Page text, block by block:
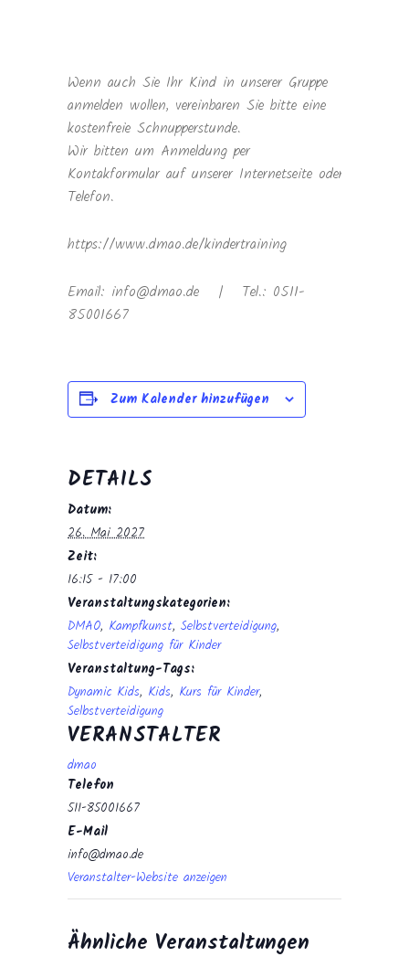
Wenn auch Sie Ihr Kind in unserer Gruppe
anmelden wollen, vereinbaren Sie bitte eine
kostenfreie Schnupperstunde.
Wir bitten um Anmeldung per
Kontakformular auf unserer Internetseite oder
Telefon.
https://www.dmao.de/kindertraining
Email: info@dmao.de | Tel.: 0511-
85001667
Zum Kalender hinzufügen
DETAILS
Datum:
26. Mai 2027
Zeit:
16:15 - 17:00
Veranstaltungskategorien:
DMAO, Kampfkunst, Selbstverteidigung,
Selbstverteidigung für Kinder
Veranstaltung-Tags:
Dynamic Kids, Kids, Kurs für Kinder,
Selbstverteidigung
VERANSTALTER
dmao
Telefon
511-85001667
E-Mail
info@dmao.de
Veranstalter-Website anzeigen
Ähnliche Veranstaltungen